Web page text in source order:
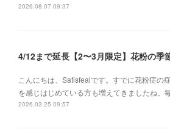
2026.08.07 09:37
こんにちは、Satisfealです。すでに花粉症の
を感じはじめている方も増えてきましたね。
2026.03.25 09:57